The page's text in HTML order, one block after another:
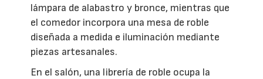
lámpara de alabastro y bronce, mientras que
el comedor incorpora una mesa de roble
diseñada a medida e iluminación mediante
piezas artesanales.
En el salón, una librería de roble ocupa la